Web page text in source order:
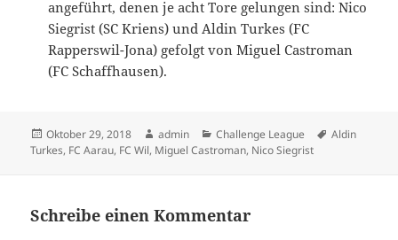
angeführt, denen je acht Tore gelungen sind: Nico
Siegrist (SC Kriens) und Aldin Turkes (FC
Rapperswil-Jona) gefolgt von Miguel Castroman
(FC Schaffhausen).
Veröffentlicht
am
Oktober 29, 2018 Autor
admin Kategorien
Challenge League Schlagwörter
Aldin
Turkes, FC Aarau, FC Wil, Miguel Castroman, Nico Siegrist
Schreibe einen Kommentar